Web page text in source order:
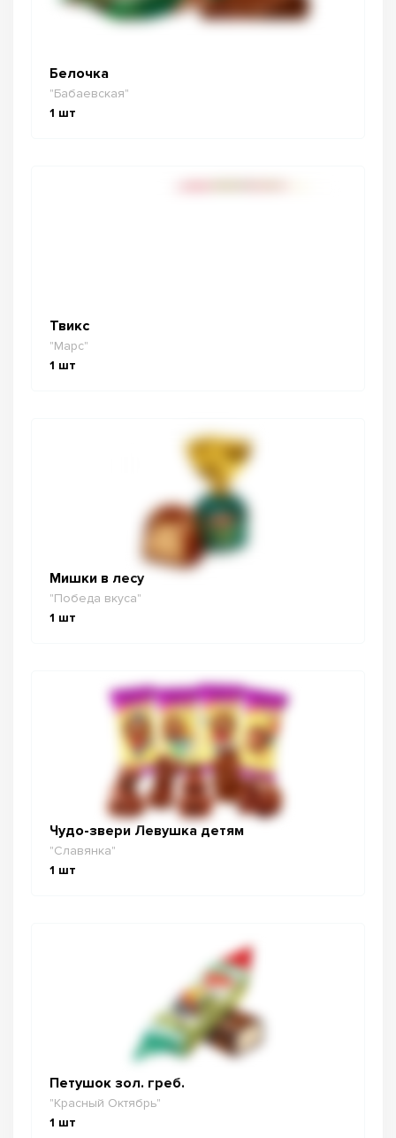
Белочка
"Бабаевская"
1 шт
Твикс
"Марс"
1 шт
Мишки в лесу
"Победа вкуса"
1 шт
Чудо-звери Левушка детям
"Славянка"
1 шт
Петушок зол. греб.
"Красный Октябрь"
1 шт